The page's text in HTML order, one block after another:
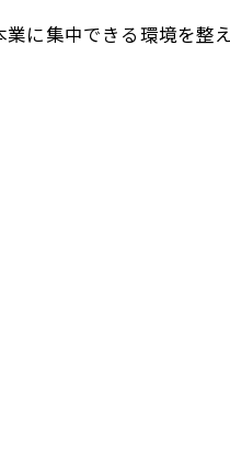
に集中できる環境を整